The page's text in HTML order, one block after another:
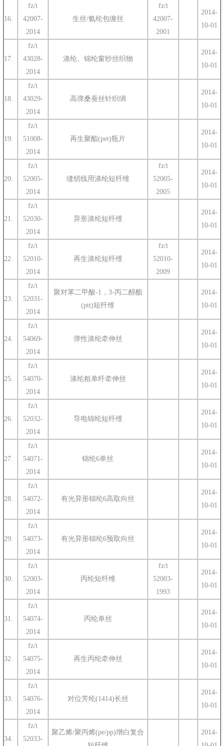
16.
fz/t
42007-
2014
生丝/氨纶包缠丝
fz/t
42007-
2001
2014-
10-01
17.
fz/t
43028-
2014
涤纶、锦纶窗纱丝织物
2014-
10-01
18.
fz/t
43029-
2014
高弹桑蚕丝针织绸
2014-
10-01
19.
fz/t
51008-
2014
再生聚酯(pet)瓶片
2014-
10-01
20.
fz/t
52005-
2014
缝纫线用涤纶短纤维
fz/t
52005-
2005
2014-
10-01
21.
fz/t
52030-
2014
异形涤纶短纤维
2014-
10-01
22.
fz/t
52010-
2014
再生涤纶短纤维
fz/t
52010-
2009
2014-
10-01
23.
fz/t
52031-
2014
聚对苯二甲酸-1，3-丙二醇酯
(ptt)短纤维
2014-
10-01
24.
fz/t
54069-
2014
弹性涤纶牵伸丝
2014-
10-01
25.
fz/t
54070-
2014
涤纶粗单纤牵伸丝
2014-
10-01
26.
fz/t
52032-
2014
导电锦纶短纤维
2014-
10-01
27.
fz/t
54071-
2014
锦纶6单丝
2014-
10-01
28.
fz/t
54072-
2014
有光异形锦纶6高取向丝
2014-
10-01
29.
fz/t
54073-
2014
有光异形锦纶6预取向丝
2014-
10-01
30.
fz/t
52003-
2014
丙纶短纤维
fz/t
52003-
1993
2014-
10-01
31.
fz/t
54074-
2014
丙纶单丝
2014-
10-01
32.
fz/t
54075-
2014
再生丙纶牵伸丝
2014-
10-01
33.
fz/t
54076-
2014
对位芳纶(1414)长丝
2014-
10-01
34.
fz/t
52033-
聚乙烯/聚丙烯(pe/pp)增白复合
2014-